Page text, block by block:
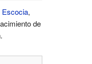
Escocia,
de